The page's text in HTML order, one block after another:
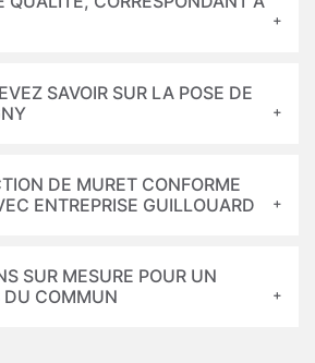
SAVOIR SUR LA POSE DE
DE MURET CONFORME
ENTREPRISE GUILLOUARD
SUR MESURE POUR UN
DU COMMUN